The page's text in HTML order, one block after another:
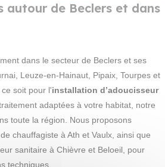
autour de Beclers et dans
dans le secteur de Beclers et ses
Leuze-en-Hainaut, Pipaix, Tourpes et
soit pour l'installation d’adoucisseur
adaptées à votre habitat, notre
toute la région. Nous proposons
chauffagiste à Ath et Vaulx, ainsi que
sanitaire à Chièvre et Beloeil, pour
techniques.